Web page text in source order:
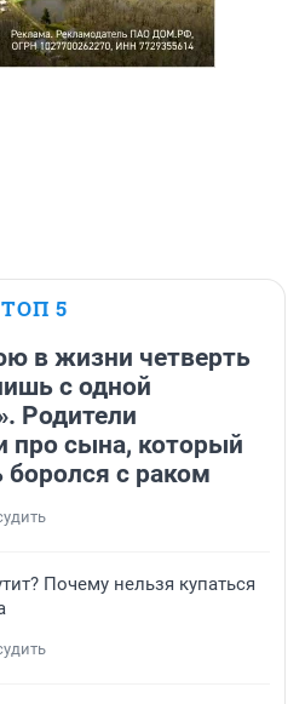
ТОП 5
в жизни четверть
с одной
Родители
про сына, который
с раком
Почему нельзя купаться